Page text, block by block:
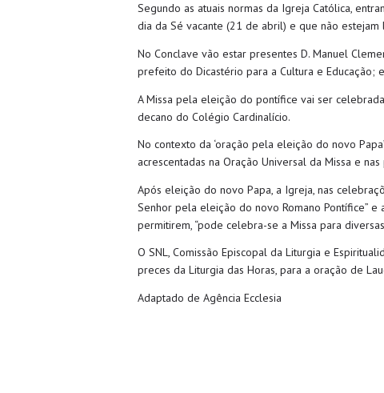
Segundo as atuais normas da Igreja Católica,
dia da Sé vacante (21 de abril) e que não
No Conclave vão estar presentes D. Manuel
prefeito do Dicastério para a Cultura e Educação;
A Missa pela eleição do pontífice vai ser
decano do Colégio Cardinalício.
No contexto da ‘oração pela eleição do novo
acrescentadas na Oração Universal da Missa e
Após eleição do novo Papa, a Igreja, nas
Senhor pela eleição do novo Romano Pontífice”
permitirem, “pode celebra-se a Missa para diversas
O SNL, Comissão Episcopal da Liturgia e
preces da Liturgia das Horas, para a oração de
Adaptado de Agência Ecclesia